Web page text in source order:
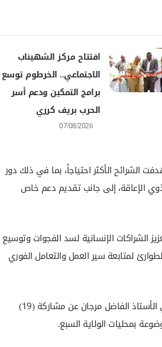
افتتاح مركز الشهيناب
الاجتماعي.. الخرطوم توسع
برامج التمكين ودعم أسر
الحرب بريف كرري
07/08/2026
الشرائح الأكثر احتياجاً، بما في ذلك دور
الإعاقة، إلى جانب تقديم دعم خاص
الشراكات الإنسانية لسد الفجوات وتوسيع
لمتابعة سير العمل والتعامل الفوري
من جانبه، كشف ممثل مفوضية العمل الطوعي والإنساني الأستاذ الفاضل مرجان عن مشاركة (19)
بمحليات الولاية السبع.